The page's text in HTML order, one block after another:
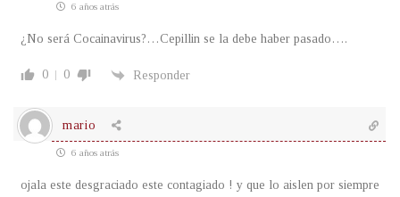
6 años atrás
¿No será Cocainavirus?…Cepillin se la debe haber pasado….
0 0 Responder
mario
6 años atrás
ojala este desgraciado este contagiado ! y que lo aislen por siempre